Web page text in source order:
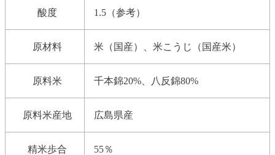
酸度 1.5（参考）
原材料 米（国産）、米こうじ（国産米）
原料米 千本錦20%、八反錦80%
原料米産地 広島県産
精米歩合 55％